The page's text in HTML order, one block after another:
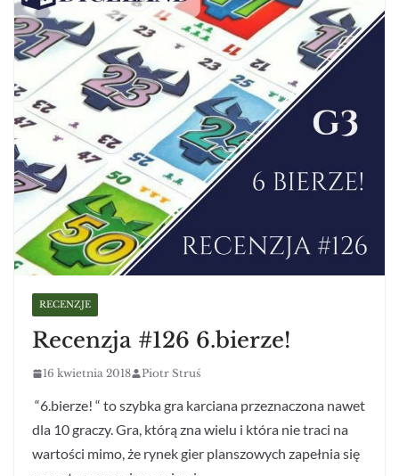
RECENZJE
Recenzja #126 6.bierze!
16 kwietnia 2018 Piotr Struś
“6.bierze! “ to szybka gra karciana przeznaczona nawet
dla 10 graczy. Gra, którą zna wielu i która nie traci na
wartości mimo, że rynek gier planszowych zapełnia się